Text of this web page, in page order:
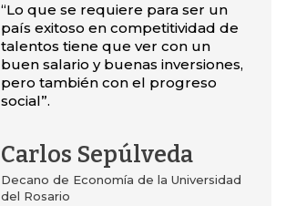
“Lo que se requiere para ser un
país exitoso en competitividad de
talentos tiene que ver con un
buen salario y buenas inversiones,
pero también con el progreso
social”.
Carlos Sepúlveda
Decano de Economía de la Universidad
del Rosario